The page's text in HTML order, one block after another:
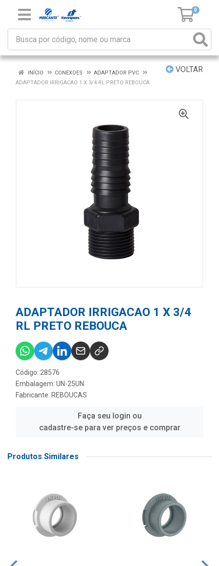
0
VOLTAR
INÍCIO CONEXOES
ADAPTADOR PVC
ADAPTADOR IRRIGACAO 1 X 3/4 RL PRETO REBOUCA
ADAPTADOR IRRIGACAO 1 X 3/4
RL PRETO REBOUCA
Código: 28576
Embalagem: UN-25UN
Fabricante: REBOUCAS
Faça seu login ou
cadastre-se para ver preços e comprar
Produtos Similares